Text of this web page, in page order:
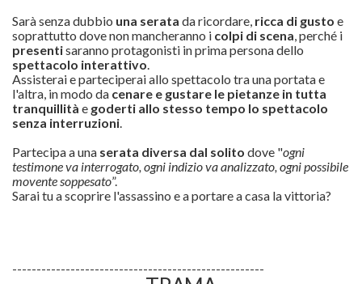
Sarà senza dubbio una serata da ricordare, ricca di gusto e
soprattutto dove non mancheranno i colpi di scena, perché i
presentisaranno protagonisti in prima persona dello
spettacolo interattivo.
Assisterai e parteciperai allo spettacolo tra una portata e
l'altra, in modo da cenare e gustare le pietanze in tutta
tranquillità e goderti allo stesso tempo lo spettacolo
senza interruzioni.
Partecipa a una serata diversa dal solito dove "ogni
testimone va interrogato, ogni indizio va analizzato, ogni possibile
movente soppesato”.
Sarai tu a scoprire l'assassino e a portare a casa la vittoria?
----------------------------------------------------